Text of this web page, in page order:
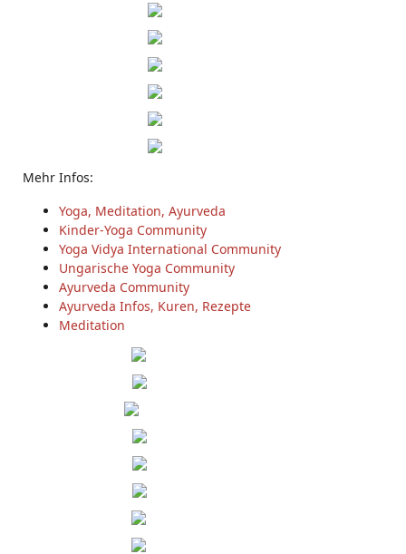
Mehr Infos:
Yoga, Meditation, Ayurveda
Kinder-Yoga Community
Yoga Vidya International Community
Ungarische Yoga Community
Ayurveda Community
Ayurveda Infos, Kuren, Rezepte
Meditation